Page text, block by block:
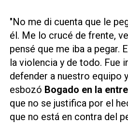
"No me di cuenta que le
él. Me lo crucé de frente,
pensé que me iba a pegar.
la violencia y de todo. Fue
defender a nuestro equipo
esbozó Bogado en la
que no se justifica por el
que no está en contra del